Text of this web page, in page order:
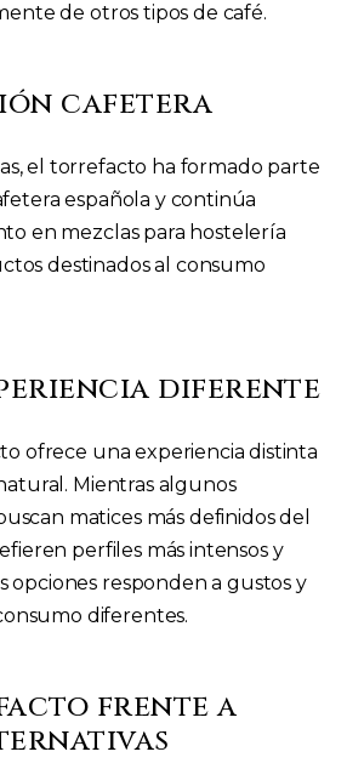
de otros tipos de café.
cafetera
el torrefacto ha formado parte
española y continúa
en mezclas para hostelería
destinados al consumo
diferente
ofrece una experiencia distinta
Mientras algunos
matices más definidos del
perfiles más intensos y
opciones responden a gustos y
diferentes.
frente a